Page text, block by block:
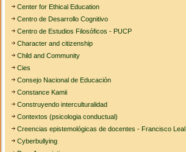
Center for Ethical Education
Centro de Desarrollo Cognitivo
Centro de Estudios Filosóficos - PUCP
Character and citizenship
Child and Community
Cies
Consejo Nacional de Educación
Constance Kamii
Construyendo interculturalidad
Contextos (psicologia conductual)
Creencias epistemológicas de docentes - Francisco Leal
Cyberbullying